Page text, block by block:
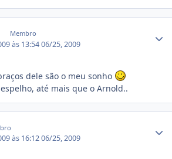
Membro
às 13:5406/25, 2009
dele são o meu sonho
até mais que o Arnold..
às 16:1206/25, 2009